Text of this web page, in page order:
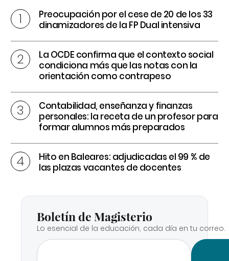
Preocupación por el cese de 20 de los 33
dinamizadores de la FP Dual intensiva
La OCDE confirma que el contexto social
condiciona más que las notas con la
orientación como contrapeso
Contabilidad, enseñanza y finanzas
personales: la receta de un profesor para
formar alumnos más preparados
Hito en Baleares: adjudicadas el 99 % de
las plazas vacantes de docentes
Boletín de Magisterio
Lo esencial de la educación, cada día en tu correo.